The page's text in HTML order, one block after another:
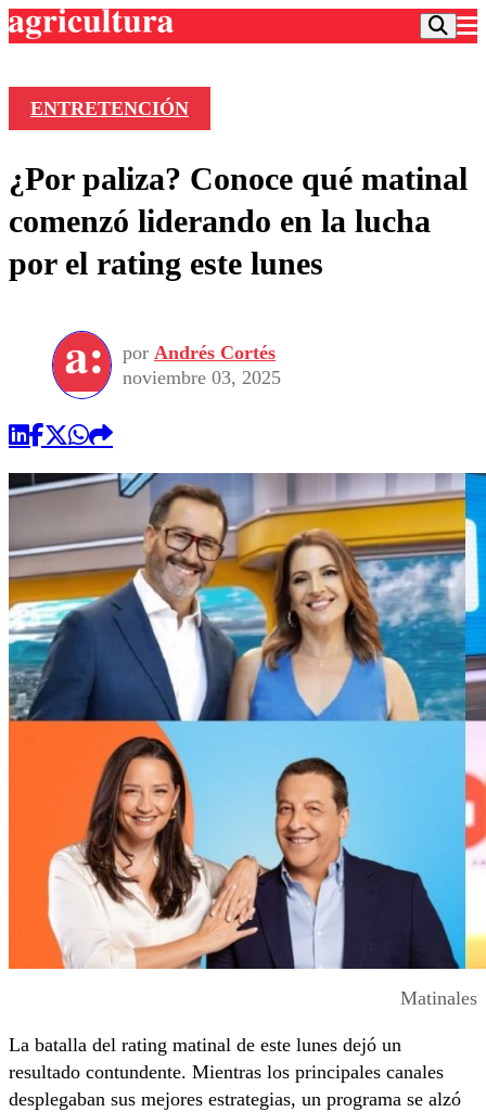
Frecuencias
Agricultura TV
Deportes
Colo Colo
Seleccion Chilena
Torneo Internacional
Universidad de Chile
Entretención
Economía
Internacional
Sustentabilidad
Publicaciones en medios
Opinión
ENTRETENCIÓN
¿Por paliza? Conoce qué matinal
comenzó liderando en la lucha
por el rating este lunes
por Andrés Cortés
noviembre 03, 2025
Matinales
La batalla del rating matinal de este lunes dejó un
resultado contundente. Mientras los principales canales
desplegaban sus mejores estrategias, un programa se alzó